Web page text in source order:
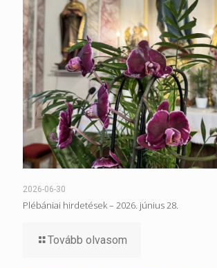
2026-06-30
Plébániai hirdetések – 2026. június 28.
Tovább olvasom